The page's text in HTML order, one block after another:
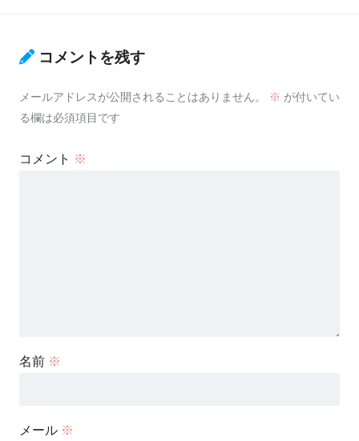
コメントを残す
メールアドレスが公開されることはありません。 ※ が付いてい
る欄は必須項目です
コメント ※
名前 ※
メール ※